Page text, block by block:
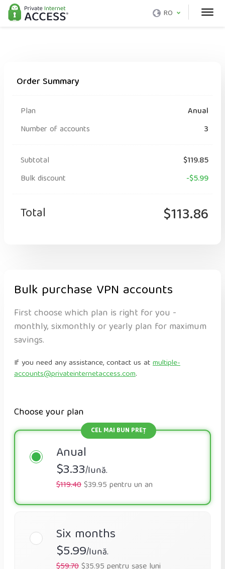
RO
Order Summary
Plan
Anual
Number of accounts
3
Subtotal
$119.85
Bulk discount
-$5.99
Total $113.86
Bulk purchase VPN accounts
First choose which plan is right for you -
monthly, sixmonthly or yearly plan for maximum
savings.
If you need any assistance, contact us atmultiple-
accounts@privateinternetaccess.com.
Choose your plan
Anual
$3.33/lună.
$119.40$39.95 pentru un an
Six months
$5.99/lună.